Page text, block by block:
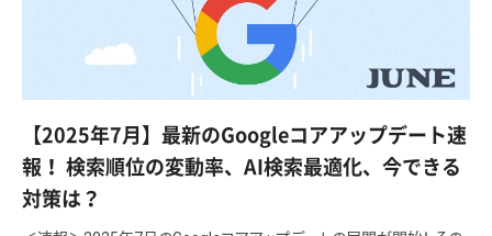
【2025年7月】最新のGoogleコアアップデート速
報！ 検索順位の変動率、AI検索最適化、今できる
対策は？